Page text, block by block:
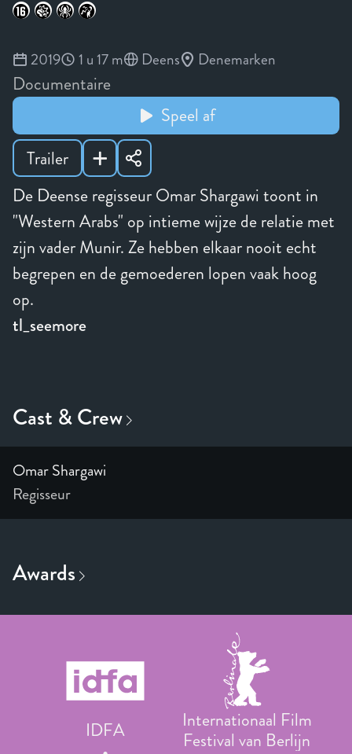
De Deense regisseur Omar Shargawi toont in
"Western Arabs" op intieme wijze de relatie met
zijn vader Munir. Ze hebben elkaar nooit echt
begrepen en de gemoederen lopen vaak hoog
op.
tl_seemore
2019 1 u 17 m Deens Denemarken
Documentaire
Speel af
Trailer
Omar Shargawi
Regisseur
IDFA
Internationaal Film
Festival van Berlijn